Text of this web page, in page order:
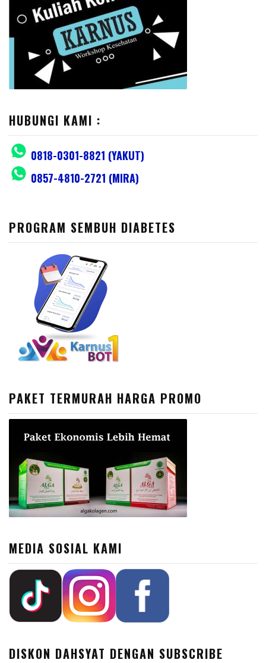
HUBUNGI KAMI :
0818-0301-8821 (YAKUT)
0857-4810-2721 (MIRA)
PROGRAM SEMBUH DIABETES
PAKET TERMURAH HARGA PROMO
MEDIA SOSIAL KAMI
DISKON DAHSYAT DENGAN SUBSCRIBE